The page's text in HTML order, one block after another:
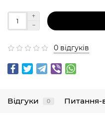
0 відгуків
Відгуки 0 Питання-